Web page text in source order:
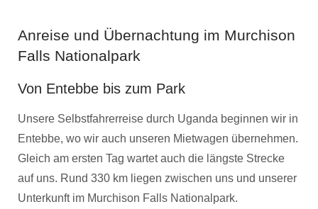
Anreise und Übernachtung im Murchison
Falls Nationalpark
Von Entebbe bis zum Park
Unsere Selbstfahrerreise durch Uganda beginnen wir in
Entebbe, wo wir auch unseren Mietwagen übernehmen.
Gleich am ersten Tag wartet auch die längste Strecke
auf uns. Rund 330 km liegen zwischen uns und unserer
Unterkunft im Murchison Falls Nationalpark.